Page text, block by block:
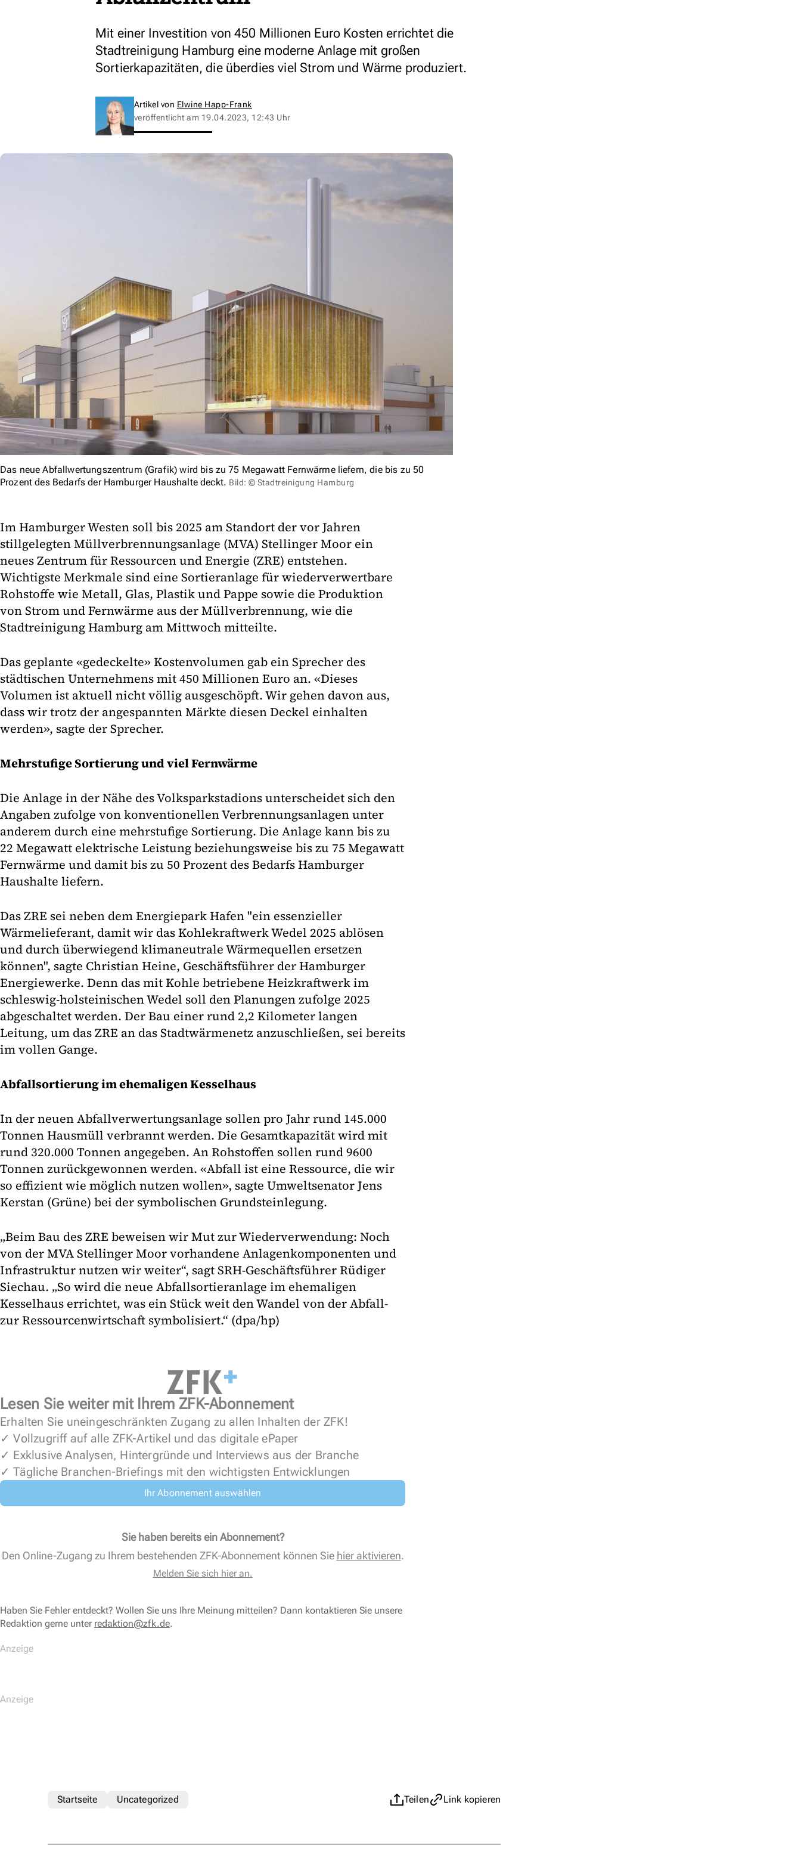
Mit einer Investition von 450 Millionen Euro Kosten errichtet die
Stadtreinigung Hamburg eine moderne Anlage mit großen
Sortierkapazitäten, die überdies viel Strom und Wärme produziert.
Artikel von Elwine Happ-Frank
veröffentlicht am 19.04.2023, 12:43 Uhr
Das neue Abfallwertungszentrum (Grafik) wird bis zu 75 Megawatt Fernwärme liefern, die bis zu 50
Prozent des Bedarfs der Hamburger Haushalte deckt. Bild: © Stadtreinigung Hamburg
Im Hamburger Westen soll bis 2025 am Standort der vor Jahren
stillgelegten Müllverbrennungsanlage (MVA) Stellinger Moor ein
neues Zentrum für Ressourcen und Energie (ZRE) entstehen.
Wichtigste Merkmale sind eine Sortieranlage für wiederverwertbare
Rohstoffe wie Metall, Glas, Plastik und Pappe sowie die Produktion
von Strom und Fernwärme aus der Müllverbrennung, wie die
Stadtreinigung Hamburg am Mittwoch mitteilte.
Das geplante «gedeckelte» Kostenvolumen gab ein Sprecher des
städtischen Unternehmens mit 450 Millionen Euro an. «Dieses
Volumen ist aktuell nicht völlig ausgeschöpft. Wir gehen davon aus,
dass wir trotz der angespannten Märkte diesen Deckel einhalten
werden», sagte der Sprecher.
Mehrstufige Sortierung und viel Fernwärme
Die Anlage in der Nähe des Volksparkstadions unterscheidet sich den
Angaben zufolge von konventionellen Verbrennungsanlagen unter
anderem durch eine mehrstufige Sortierung. Die Anlage kann bis zu
22 Megawatt elektrische Leistung beziehungsweise bis zu 75 Megawatt
Fernwärme und damit bis zu 50 Prozent des Bedarfs Hamburger
Haushalte liefern.
Das ZRE sei neben dem Energiepark Hafen "ein essenzieller
Wärmelieferant, damit wir das Kohlekraftwerk Wedel 2025 ablösen
und durch überwiegend klimaneutrale Wärmequellen ersetzen
können", sagte Christian Heine, Geschäftsführer der Hamburger
Energiewerke. Denn das mit Kohle betriebene Heizkraftwerk im
schleswig-holsteinischen Wedel soll den Planungen zufolge 2025
abgeschaltet werden. Der Bau einer rund 2,2 Kilometer langen
Leitung, um das ZRE an das Stadtwärmenetz anzuschließen, sei bereits
im vollen Gange.
Abfallsortierung im ehemaligen Kesselhaus
In der neuen Abfallverwertungsanlage sollen pro Jahr rund 145.000
Tonnen Hausmüll verbrannt werden. Die Gesamtkapazität wird mit
rund 320.000 Tonnen angegeben. An Rohstoffen sollen rund 9600
Tonnen zurückgewonnen werden. «Abfall ist eine Ressource, die wir
so effizient wie möglich nutzen wollen», sagte Umweltsenator Jens
Kerstan (Grüne) bei der symbolischen Grundsteinlegung.
„Beim Bau des ZRE beweisen wir Mut zur Wiederverwendung: Noch
von der MVA Stellinger Moor vorhandene Anlagenkomponenten und
Infrastruktur nutzen wir weiter“, sagt SRH-Geschäftsführer Rüdiger
Siechau. „So wird die neue Abfallsortieranlage im ehemaligen
Kesselhaus errichtet, was ein Stück weit den Wandel von der Abfall-
zur Ressourcenwirtschaft symbolisiert.“ (dpa/hp)
Lesen Sie weiter mit Ihrem ZFK-Abonnement
Erhalten Sie uneingeschränkten Zugang zu allen Inhalten der ZFK!
✓ Vollzugriff auf alle ZFK-Artikel und das digitale ePaper
✓ Exklusive Analysen, Hintergründe und Interviews aus der Branche
✓ Tägliche Branchen-Briefings mit den wichtigsten Entwicklungen
Ihr Abonnement auswählen
Sie haben bereits ein Abonnement?
Den Online-Zugang zu Ihrem bestehenden ZFK-Abonnement können Sie hier aktivieren.
Melden Sie sich hier an.
Haben Sie Fehler entdeckt? Wollen Sie uns Ihre Meinung mitteilen? Dann kontaktieren Sie unsere
Redaktion gerne unter redaktion@zfk.de.
Teilen Link kopieren
Startseite Uncategorized